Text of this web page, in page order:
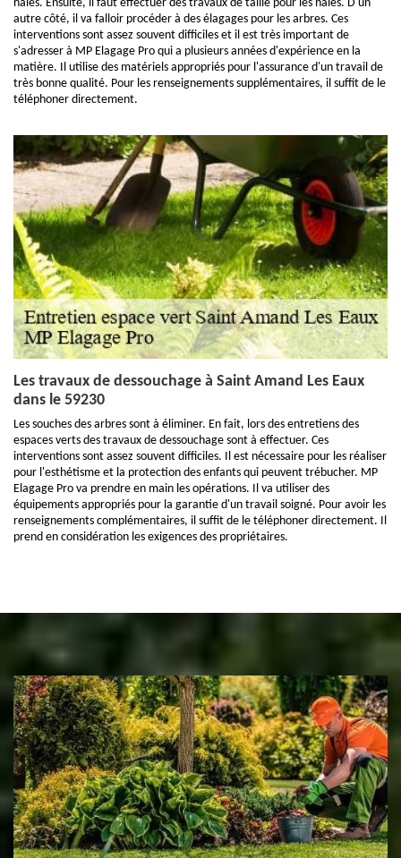
haies. Ensuite, il faut effectuer des travaux de taille pour les haies. D'un
autre côté, il va falloir procéder à des élagages pour les arbres. Ces
interventions sont assez souvent difficiles et il est très important de
s'adresser à MP Elagage Pro qui a plusieurs années d'expérience en la
matière. Il utilise des matériels appropriés pour l'assurance d'un travail de
très bonne qualité. Pour les renseignements supplémentaires, il suffit de le
téléphoner directement.
Les travaux de dessouchage à Saint Amand Les Eaux
dans le 59230
Les souches des arbres sont à éliminer. En fait, lors des entretiens des
espaces verts des travaux de dessouchage sont à effectuer. Ces
interventions sont assez souvent difficiles. Il est nécessaire pour les réaliser
pour l'esthétisme et la protection des enfants qui peuvent trébucher. MP
Elagage Pro va prendre en main les opérations. Il va utiliser des
équipements appropriés pour la garantie d'un travail soigné. Pour avoir les
renseignements complémentaires, il suffit de le téléphoner directement. Il
prend en considération les exigences des propriétaires.